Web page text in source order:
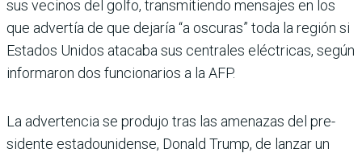
sus vecinos del golfo, transmitiendo mensa­jes en los
que advertía de que dejaría “a oscuras” toda la región si
Estados Unidos ata­caba sus centrales eléctricas, según
informaron dos funcio­narios a la AFP.
La advertencia se produjo tras las amenazas del pre­
sidente estadounidense, Donald Trump, de lanzar un